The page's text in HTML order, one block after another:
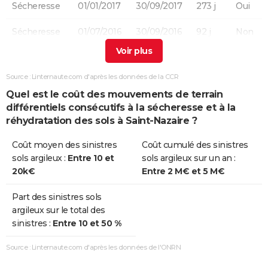
Sécheresse 01/01/2017 30/09/2017 273 j Oui
Sécheresse 01/07/2016 30/09/2016 92 j Non
01/07/2003
Source : Linternaute.com d'après les données de la CCR
Quel est le coût des mouvements de terrain
différentiels consécutifs à la sécheresse et à la
réhydratation des sols à Saint-Nazaire ?
Coût moyen des sinistres
sols argileux : Entre 10 et
20k€
Coût cumulé des sinistres
sols argileux sur un an :
Entre 2 M€ et 5 M€
Part des sinistres sols
argileux sur le total des
sinistres : Entre 10 et 50 %
Source : Linternaute.com d'après les données de l'ONRN